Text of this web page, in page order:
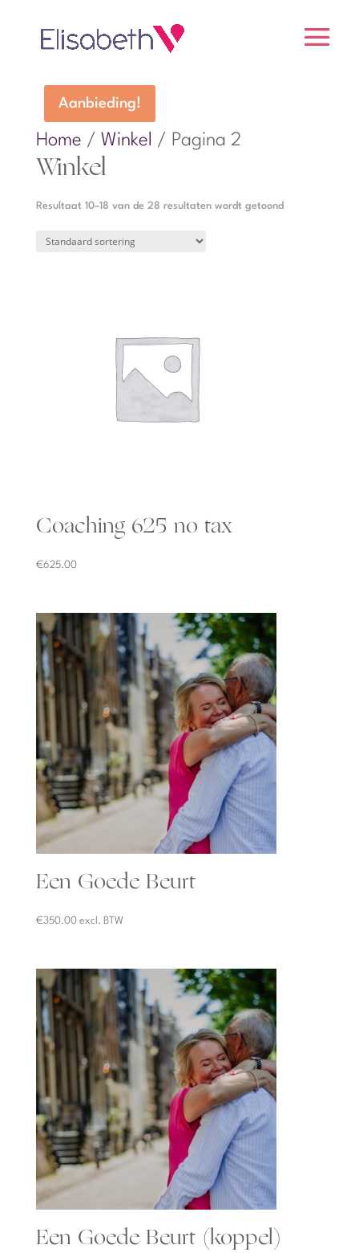
Home / Winkel / Pagina 2
Winkel
Resultaat 10–18 van de 28 resultaten wordt getoond
Coaching 625 no tax
€625.00
Een Goede Beurt
€350.00 excl. BTW
Een Goede Beurt (koppel)
Aanbieding!